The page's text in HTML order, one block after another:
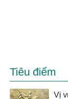
Tiêu điểm
Vị